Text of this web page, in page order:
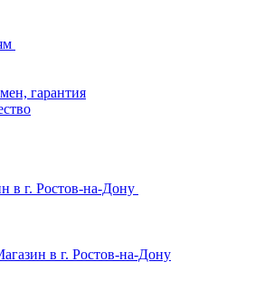
гарантия
в г. Ростов-на-Дону
в г. Ростов-на-Дону